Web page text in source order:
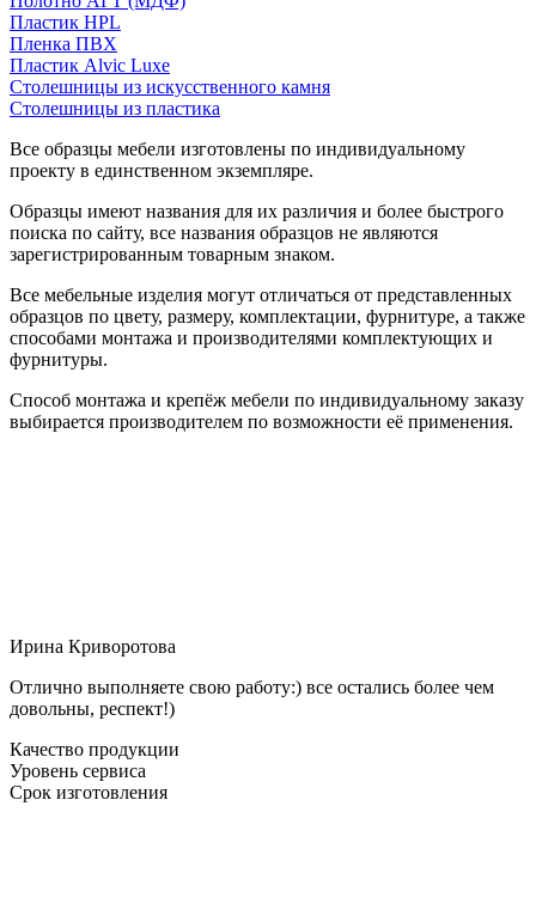
Пластик HPL
Пленка ПВХ
Пластик Alvic Luxe
Столешницы из искусственного камня
Столешницы из пластика
Все образцы мебели изготовлены по индивидуальному
проекту в единственном экземпляре.
Образцы имеют названия для их различия и более быстрого
поиска по сайту, все названия образцов не являются
зарегистрированным товарным знаком.
Все мебельные изделия могут отличаться от представленных
образцов по цвету, размеру, комплектации, фурнитуре, а также
способами монтажа и производителями комплектующих и
фурнитуры.
Способ монтажа и крепёж мебели по индивидуальному заказу
выбирается производителем по возможности её применения.
Ирина Криворотова
Отлично выполняете свою работу:) все остались более чем
довольны, респект!)
Качество продукции
Уровень сервиса
Срок изготовления